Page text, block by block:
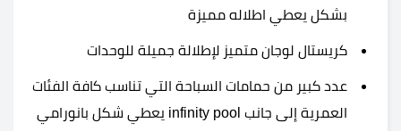
بشكل يعطي اطلاله مميزة
كريستال لوجان متميز لإطلالة جميلة للوحدات
عدد كبير من حمامات السباحة التي تناسب كافة الفئات
العمرية إلى جانب infinity pool يعطي شكل بانورامي